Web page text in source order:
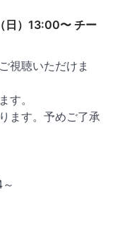
日）13:00〜 チー
視聴いただけま
す。
ます。予めご了承